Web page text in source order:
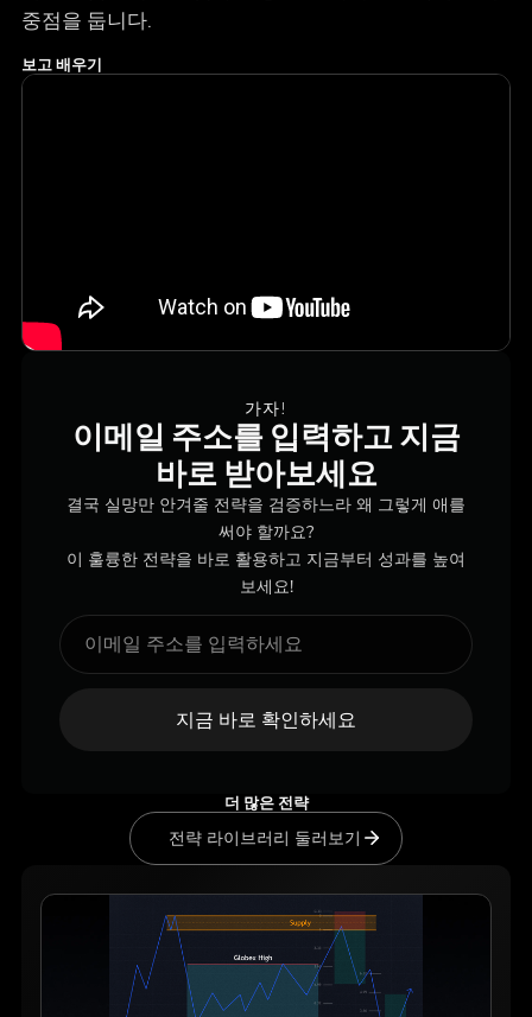
중점을 둡니다.
보고 배우기
가자!
이메일 주소를 입력하고 지금
바로 받아보세요
결국 실망만 안겨줄 전략을 검증하느라 왜 그렇게 애를
써야 할까요?
이 훌륭한 전략을 바로 활용하고 지금부터 성과를 높여
보세요!
지금 바로 확인하세요
더 많은 전략
전략 라이브러리 둘러보기